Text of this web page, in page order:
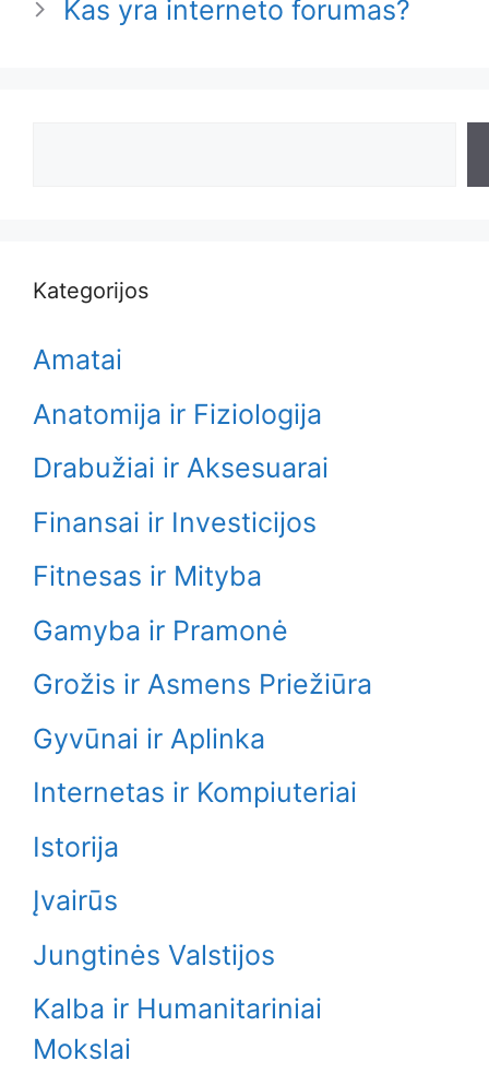
Kas yra interneto forumas?
Kategorijos
Amatai
Anatomija ir Fiziologija
Drabužiai ir Aksesuarai
Finansai ir Investicijos
Fitnesas ir Mityba
Gamyba ir Pramonė
Grožis ir Asmens Priežiūra
Gyvūnai ir Aplinka
Internetas ir Kompiuteriai
Istorija
Įvairūs
Jungtinės Valstijos
Kalba ir Humanitariniai
Mokslai